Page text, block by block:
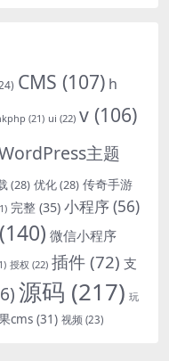
CMS (107) h
(21) ui (22) v (106)
主题
(28) 优化(28) 传奇手游
完整 (35) 小程序(56)
(140) 微信小程序
授权 (22) 插件 (72) 支
源码 (217) 玩
cms (31) 视频 (23)